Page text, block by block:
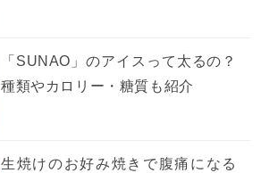
「SUNAO」のアイスって太るの？
種類やカロリー・糖質も紹介
生焼けのお好み焼きで腹痛になる